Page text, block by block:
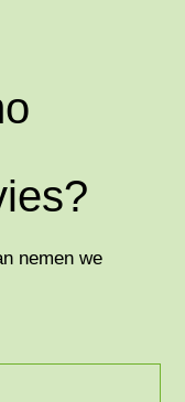
nemen we